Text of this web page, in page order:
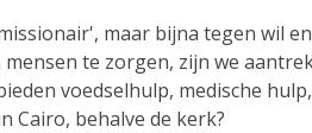
maar bijna tegen wil
te zorgen, zijn we
voedselhulp, medische
Cairo, behalve de kerk?